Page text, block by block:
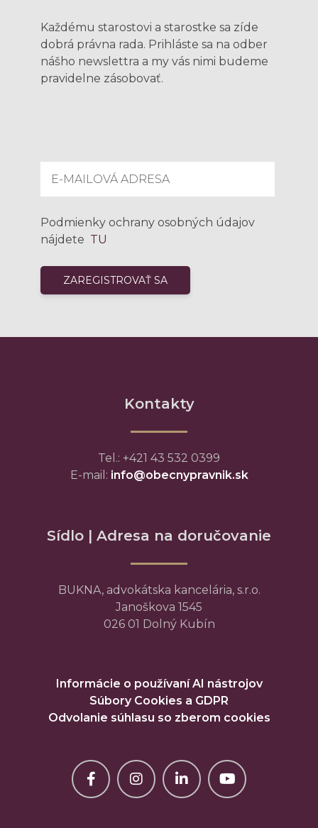
Každému starostovi a starostke sa zíde
dobrá právna rada. Prihláste sa na odber
nášho newslettra a my vás nimi budeme
pravidelne zásobovať.
Podmienky ochrany osobných údajov
nájdete TU
Kontakty
Tel.: +421 43 532 0399
E-mail: info@obecnypravnik.sk
Sídlo | Adresa na doručovanie
BUKNA, advokátska kancelária, s.r.o.
Janoškova 1545
026 01 Dolný Kubín
Informácie o používaní AI nástrojov
Súbory Cookies a GDPR
Odvolanie súhlasu so zberom cookies